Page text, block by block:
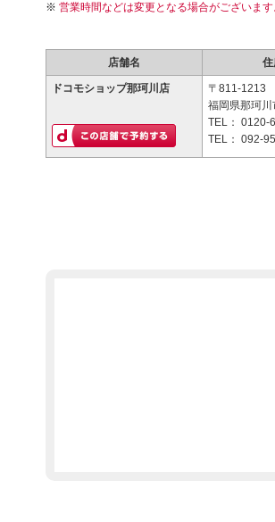
営業時間などは変更となる場合がございま
店舗名
ドコモショップ那珂川店
〒811-1213
福岡県那珂
TEL： 0120-
TEL： 092-